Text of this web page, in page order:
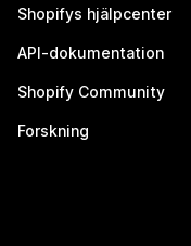
Shopifys hjälpcenter
API-dokumentation
Shopify Community
Forskning